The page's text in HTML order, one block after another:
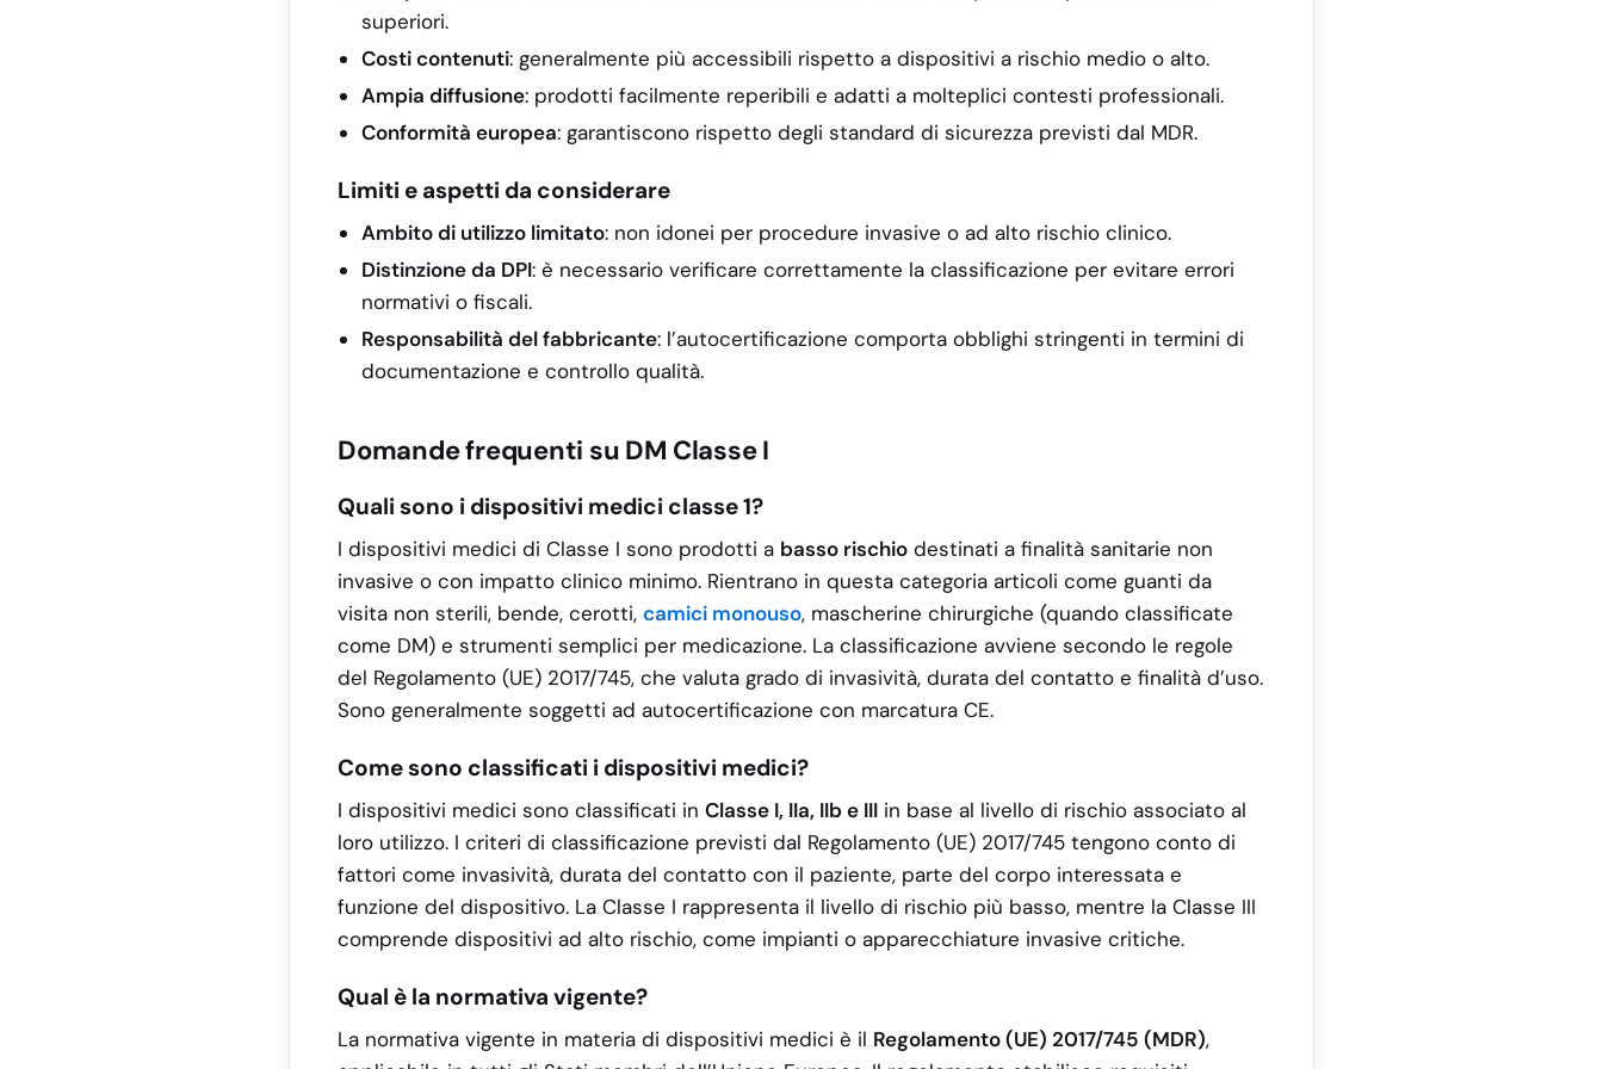
superiori.
Costi contenuti: generalmente più accessibili rispetto a dispositivi a rischio medio o alto.
Ampia diffusione: prodotti facilmente reperibili e adatti a molteplici contesti professionali.
Conformità europea: garantiscono rispetto degli standard di sicurezza previsti dal MDR.
Limiti e aspetti da considerare
Ambito di utilizzo limitato: non idonei per procedure invasive o ad alto rischio clinico.
Distinzione da DPI: è necessario verificare correttamente la classificazione per evitare errori
normativi o fiscali.
Responsabilità del fabbricante: l’autocertificazione comporta obblighi stringenti in termini di
documentazione e controllo qualità.
Domande frequenti su DM Classe I
Quali sono i dispositivi medici classe 1?
I dispositivi medici di Classe I sono prodotti a basso rischio destinati a finalità sanitarie non
invasive o con impatto clinico minimo. Rientrano in questa categoria articoli come guanti da
visita non sterili, bende, cerotti, camici monouso, mascherine chirurgiche (quando classificate
come DM) e strumenti semplici per medicazione. La classificazione avviene secondo le regole
del Regolamento (UE) 2017/745, che valuta grado di invasività, durata del contatto e finalità d’uso.
Sono generalmente soggetti ad autocertificazione con marcatura CE.
Come sono classificati i dispositivi medici?
I dispositivi medici sono classificati in Classe I, IIa, IIb e III in base al livello di rischio associato al
loro utilizzo. I criteri di classificazione previsti dal Regolamento (UE) 2017/745 tengono conto di
fattori come invasività, durata del contatto con il paziente, parte del corpo interessata e
funzione del dispositivo. La Classe I rappresenta il livello di rischio più basso, mentre la Classe III
comprende dispositivi ad alto rischio, come impianti o apparecchiature invasive critiche.
Qual è la normativa vigente?
La normativa vigente in materia di dispositivi medici è il Regolamento (UE) 2017/745 (MDR),